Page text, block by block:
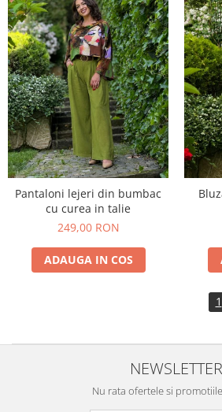
Pantaloni lejeri din bumbac
cu curea in talie
249,00 RON
ADAUGA IN COS
1
NEWSLETTER
Nu rata ofertele si